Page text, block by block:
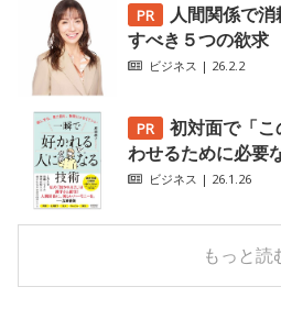
人間関係で
すべき５つの欲求
ビジネス | 26.2.2
初対面で「
わせるために必要
ビジネス | 26.1.26
もっと読